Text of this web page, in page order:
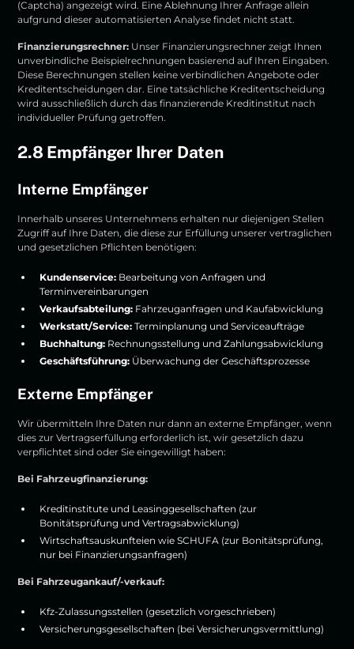
(Captcha) angezeigt wird. Eine Ablehnung Ihrer Anfrage allein
aufgrund dieser automatisierten Analyse findet nicht statt.
Finanzierungsrechner: Unser Finanzierungsrechner zeigt Ihnen
unverbindliche Beispielrechnungen basierend auf Ihren Eingaben.
Diese Berechnungen stellen keine verbindlichen Angebote oder
Kreditentscheidungen dar. Eine tatsächliche Kreditentscheidung
wird ausschließlich durch das finanzierende Kreditinstitut nach
individueller Prüfung getroffen.
2.8 Empfänger Ihrer Daten
Interne Empfänger
Innerhalb unseres Unternehmens erhalten nur diejenigen Stellen
Zugriff auf Ihre Daten, die diese zur Erfüllung unserer vertraglichen
und gesetzlichen Pflichten benötigen:
Kundenservice: Bearbeitung von Anfragen und
Terminvereinbarungen
Verkaufsabteilung: Fahrzeuganfragen und Kaufabwicklung
Werkstatt/Service: Terminplanung und Serviceaufträge
Buchhaltung: Rechnungsstellung und Zahlungsabwicklung
Geschäftsführung: Überwachung der Geschäftsprozesse
Externe Empfänger
Wir übermitteln Ihre Daten nur dann an externe Empfänger, wenn
dies zur Vertragserfüllung erforderlich ist, wir gesetzlich dazu
verpflichtet sind oder Sie eingewilligt haben:
Bei Fahrzeugfinanzierung:
Kreditinstitute und Leasinggesellschaften (zur
Bonitätsprüfung und Vertragsabwicklung)
Wirtschaftsauskunfteien wie SCHUFA (zur Bonitätsprüfung,
nur bei Finanzierungsanfragen)
Bei Fahrzeugankauf/-verkauf:
Kfz-Zulassungsstellen (gesetzlich vorgeschrieben)
Versicherungsgesellschaften (bei Versicherungsvermittlung)